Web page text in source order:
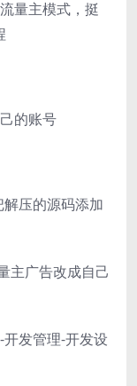
量主模式，挺
的账号
压的源码添加
主广告改成自己
发管理-开发设